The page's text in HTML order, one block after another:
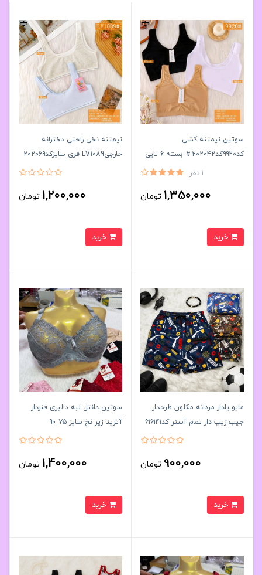
سوتین نیمتنه کشی
کد۹۹۲۰کد۲۰۲۰۴۲👙 بسته 6 تایی
1 نفر
1,350,000 تومان
نیمتنه نخی راحتی دخترانه
خارجیLV1089 فری سایزکد۲۰۲۰۶۹
1,200,000 تومان
مایو پادار مردانه مکلون طرحدار
جیب زیپ دار تمام آستر کد۶۱۶۱۴۱
900,000 تومان
سوتین دانتل لبه دالبری فنردار
آترینا زیر نخ سایز ۷۵_۹۰
1,400,000 تومان